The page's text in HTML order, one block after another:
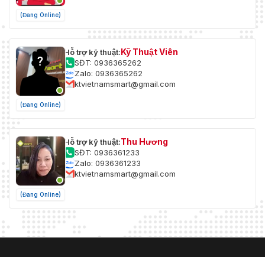
(Đang Online)
(Đang Online)
Hỗ trợ kỹ thuật:Kỹ Thuật Viên
SĐT: 0936365262
Zalo: 0936365262
ktvietnamsmart@gmail.com
(Đang Online)
Hỗ trợ kỹ thuật:Thu Hương
SĐT: 0936361233
Zalo: 0936361233
ktvietnamsmart@gmail.com